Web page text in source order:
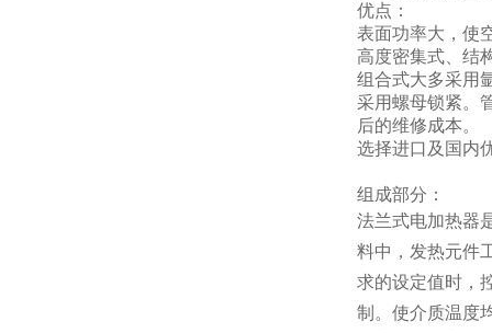
优点：
表面功率大，使
高度密集式、结
组合式大多采用
采用螺母锁紧。
后的维修成本。
选择进口及国内
组成部分：
法兰式电加热器
料中，发热元件
求的设定值时，
制。使介质温度